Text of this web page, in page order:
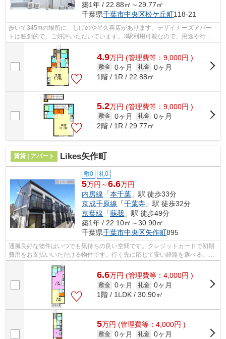
築1年 / 22.88㎡～29.77㎡
千葉県千葉市中央区松ケ丘町118-21
歩いて345mの場所に、しげのや星久喜店があります。デザイナーズアパー
トは独創的で、ご好評いただいています。3駅利用可能なので、用途や行き
先に応じて経路を選択できます。気になる...
4.9万円 (管理費等：9,000円 )
敷金 0ヶ月 礼金 0ヶ月
1階 / 1R / 22.88㎡
5.2万円 (管理費等：9,000円 )
敷金 0ヶ月 礼金 0ヶ月
2階 / 1R / 29.77㎡
賃貸 | アパート Likes矢作町
敷0 礼0
5万円～6.6万円
内房線 「本千葉 」駅 徒歩33分
京成千原線 「千葉寺 」駅 徒歩32分
京葉線 「蘇我 」駅 徒歩49分
築1年 / 22.10㎡～30.90㎡
千葉県千葉市中央区矢作町895
通風良好な物件はいつでも気持ちの良い空間です。クレジットカードで初期
費用をお支払いいただける物件です。行く先に応じて安い経路を選べる、3
駅利用可能な物件です。こだわりポイン...
6.6万円 (管理費等：4,000円 )
敷金 0ヶ月 礼金 0ヶ月
1階 / 1LDK / 30.90㎡
5万円 (管理費等：4,000円 )
敷金 0ヶ月 礼金 0ヶ月